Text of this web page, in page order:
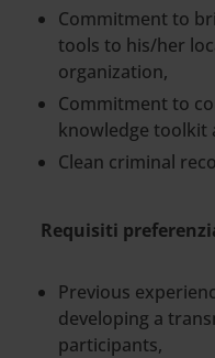
Commitment to
tools to his/her
organization,
Commitment to
knowledge toolkit
Clean criminal
Requisiti
Previous
developing a
participants,